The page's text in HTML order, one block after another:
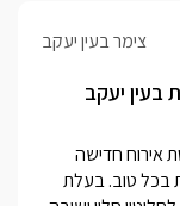
צימר בעין יעקב
בעין יעקב